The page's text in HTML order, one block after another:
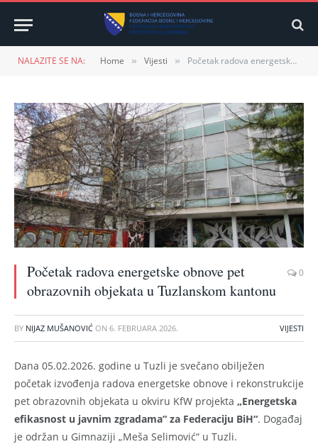
NALAZITE SE NA: Home » Vijesti » Početak radova energetske obnove pet obrazovnih objekata u Tuzlanskom kantonu
Početak radova energetske obnove pet
obrazovnih objekata u Tuzlanskom kantonu
0
BY NIJAZ MUŠANOVIĆ ON 6. FEBRUARA 2026. VIJESTI
Dana 05.02.2026. godine u Tuzli je svečano obilježen
početak izvođenja radova energetske obnove i rekonstrukcije
pet obrazovnih objekata u okviru KfW projekta „Energetska
efikasnost u javnim zgradama“ za Federaciju BiH“. Događaj
je održan u Gimnaziji „Meša Selimović“ u Tuzli.